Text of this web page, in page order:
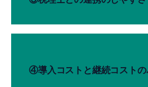
④導入コストと継続コストの